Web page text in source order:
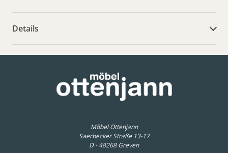
Details
Möbel Ottenjann
Saerbecker Straße 13-17
D - 48268 Greven